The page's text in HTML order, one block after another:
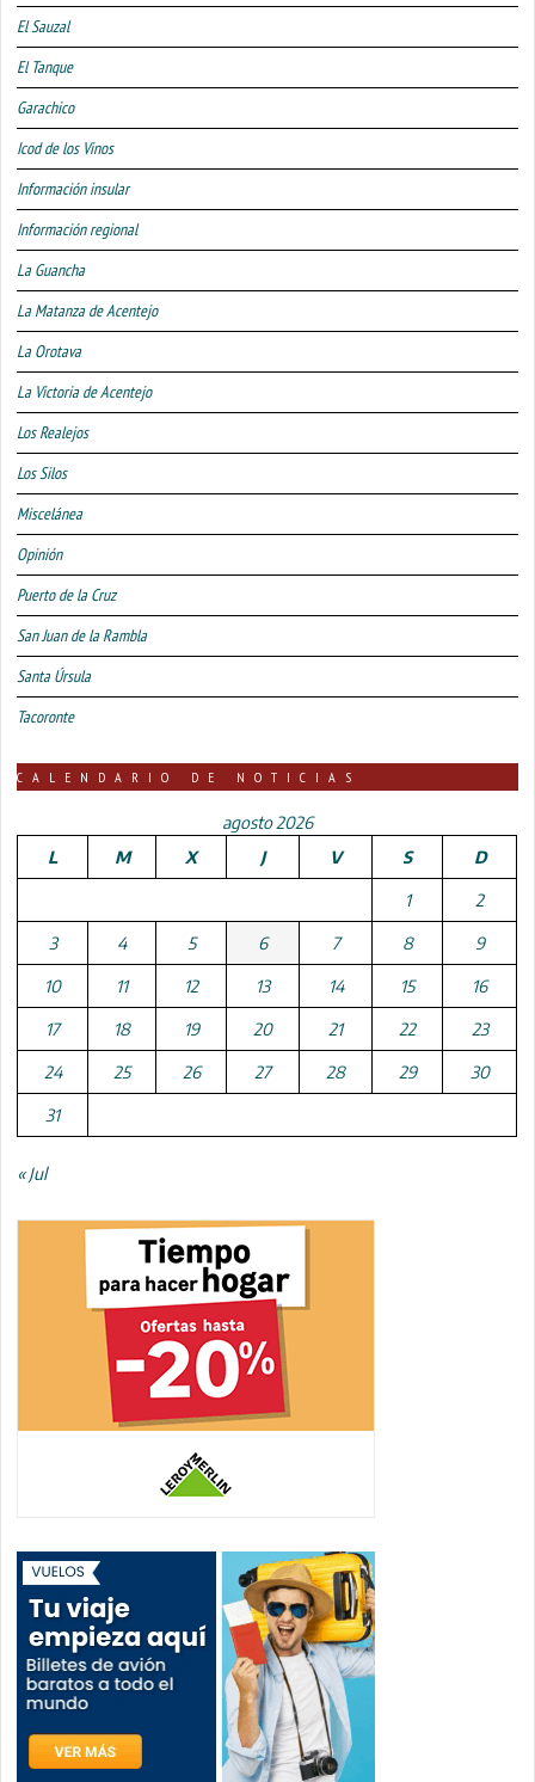
El Sauzal
El Tanque
Garachico
Icod de los Vinos
Información insular
Información regional
La Guancha
La Matanza de Acentejo
La Orotava
La Victoria de Acentejo
Los Realejos
Los Silos
Miscelánea
Opinión
Puerto de la Cruz
San Juan de la Rambla
Santa Úrsula
Tacoronte
CALENDARIO DE NOTICIAS
agosto 2026
L
M X J V S D
1 2
3 4 5 6 7 8 9
10 11 12 13 14 15 16
17 18 19 20 21 22 23
24 25 26 27 28 29 30
31
« Jul